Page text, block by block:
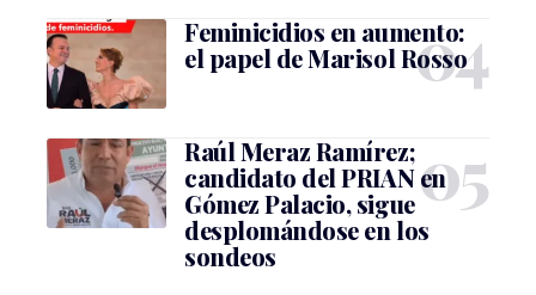
Feminicidios en aumento:
el papel de Marisol Rosso
Raúl Meraz Ramírez;
candidato del PRIAN en
Gómez Palacio, sigue
desplomándose en los
sondeos